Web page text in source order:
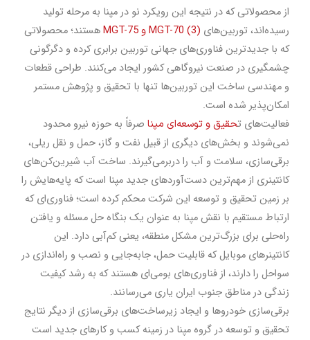
از محصولاتی که در نتیجه این رویکرد نو در مپنا به مرحله تولید
رسیده‌اند، توربین‌های MGT-70 (3)وMGT-75هستند؛ محصولاتی
که با جدیدترین فناوری‌های جهانی توربین برابری کرده و دگرگونی
چشمگیری در صنعت نیروگاهی کشور ایجاد میکنند. طراحی قطعات
و مهندسی ساخت این توربین‌ها تنها با تحقیق و پژوهش مستمر
امکان‌پذیر شده است.
فعالیت‌های تحقیق و توسعه‌ای مپنا صرفاً به حوزه نیرو محدود
نمی‌شوند و بخش‌های دیگری از قبیل نفت و گاز، حمل و نقل ریلی،
برقی‌سازی، سلامت و آب را دربرمی‌گیرند. ساخت آب شیرینکنهای
کانتینری از مهمترین دستآوردهای جدید مپنا است که پایه‌هایش را
بر زمین تحقیق و توسعه این شرکت محکم کرده است؛ فناوری‌ای که
ارتباط مستقیم با نقش مپنا به عنوان یک بنگاه حل مسئله و یافتن
راه‌حلی برای بزرگترین مشکل منطقه، یعنی کمآبی دارد. این
کانتینرهای موبایل که قابلیت حمل، جابه‌جایی و نصب و راه‌اندازی در
سواحل را دارند، از فناوری‌های بومی‌ای هستند که به رشد کیفیت
زندگی در مناطق جنوب ایران یاری می‌رسانند.
برقی‌سازی خودروها و ایجاد زیرساختهای برقیسازی از دیگر نتایج
تحقیق و توسعه در گروه مپنا در زمینه کسب و کارهای جدید است